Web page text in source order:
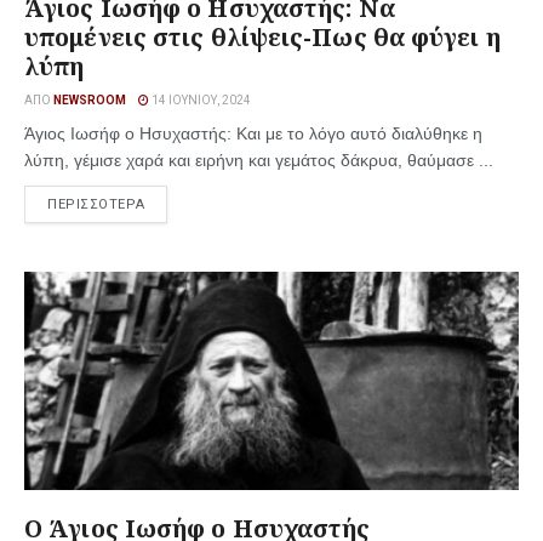
Άγιος Ιωσήφ ο Ησυχαστής: Να
υπομένεις στις θλίψεις-Πως θα φύγει η
λύπη
ΑΠΌ NEWSROOM 14 ΙΟΥΝΊΟΥ, 2024
Άγιος Ιωσήφ ο Ησυχαστής: Και με το λόγο αυτό διαλύθηκε η
λύπη, γέμισε χαρά και ειρήνη και γεμάτος δάκρυα, θαύμασε ...
ΠΕΡΙΣΣΟΤΕΡΑ
Ο Άγιος Ιωσήφ ο Ησυχαστής